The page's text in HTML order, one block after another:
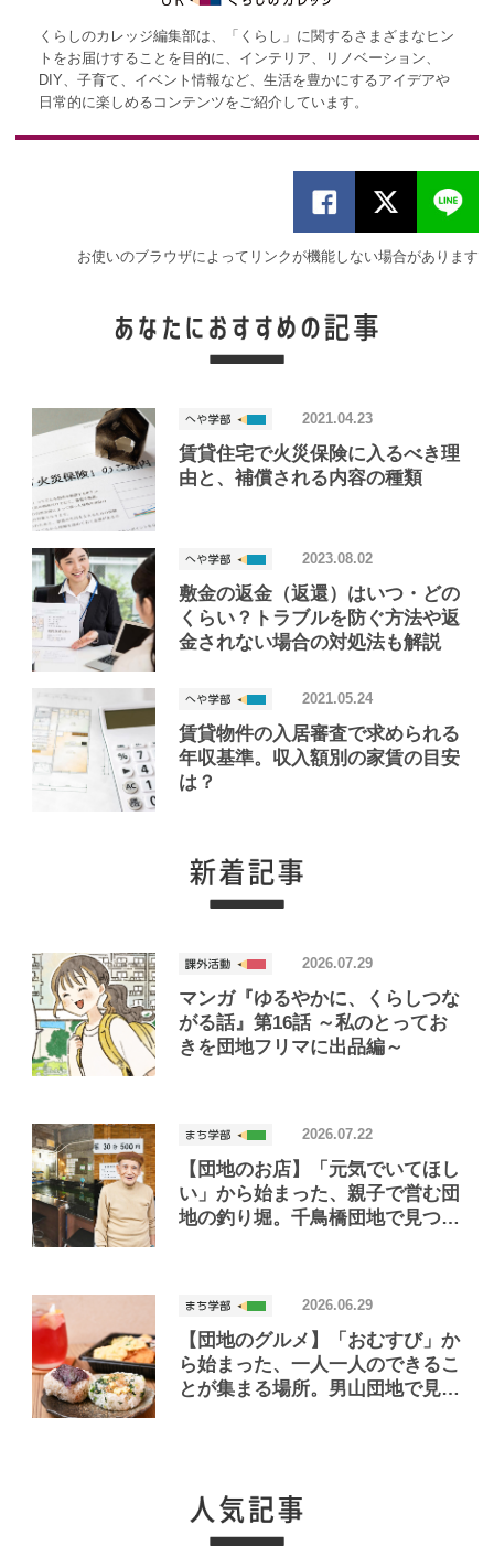
くらしのカレッジ編集部は、「くらし」に関するさまざまなヒン
トをお届けすることを目的に、インテリア、リノベーション、
DIY、子育て、イベント情報など、生活を豊かにするアイデアや
日常的に楽しめるコンテンツをご紹介しています。
お使いのブラウザによってリンクが機能しない場合があります
賃貸住宅で火災保険に入るべき理
由と、補償される内容の種類
2021.04.23
敷金の返金（返還）はいつ・どの
くらい？トラブルを防ぐ方法や返
金されない場合の対処法も解説
2023.08.02
賃貸物件の入居審査で求められる
年収基準。収入額別の家賃の目安
は？
2021.05.24
マンガ『ゆるやかに、くらしつな
がる話』第16話 ～私のとってお
きを団地フリマに出品編～
2026.07.29
【団地のお店】「元気でいてほし
い」から始まった、親子で営む団
地の釣り堀。千鳥橋団地で見つけ
2026.07.22
【団地のグルメ】「おむすび」か
ら始まった、一人一人のできるこ
とが集まる場所。男山団地で見つ
2026.06.29